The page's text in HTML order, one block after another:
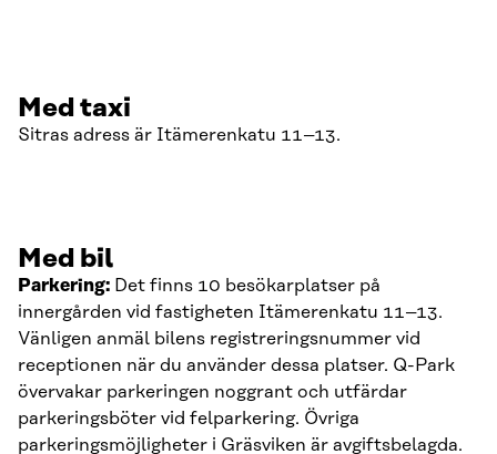
Med taxi
Sitras adress är Itämerenkatu 11–13.
Med bil
Parkering: Det finns 10 besökarplatser på
innergården vid fastigheten Itämerenkatu 11–13.
Vänligen anmäl bilens registreringsnummer vid
receptionen när du använder dessa platser. Q-Park
övervakar parkeringen noggrant och utfärdar
parkeringsböter vid felparkering. Övriga
parkeringsmöjligheter i Gräsviken är avgiftsbelagda.